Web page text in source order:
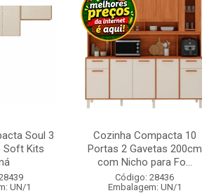
Soul 3
Soft Kits
UN/1
Cozinha Compacta 10
Portas 2 Gavetas 200cm
com Nicho para Fo...
Código: 28436
Embalagem: UN/1